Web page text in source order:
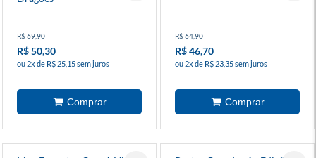
R$ 69,90
R$ 50,30
ou 2x de R$ 25,15 sem juros
R$ 64,90
R$ 46,70
ou 2x de R$ 23,35 sem juros